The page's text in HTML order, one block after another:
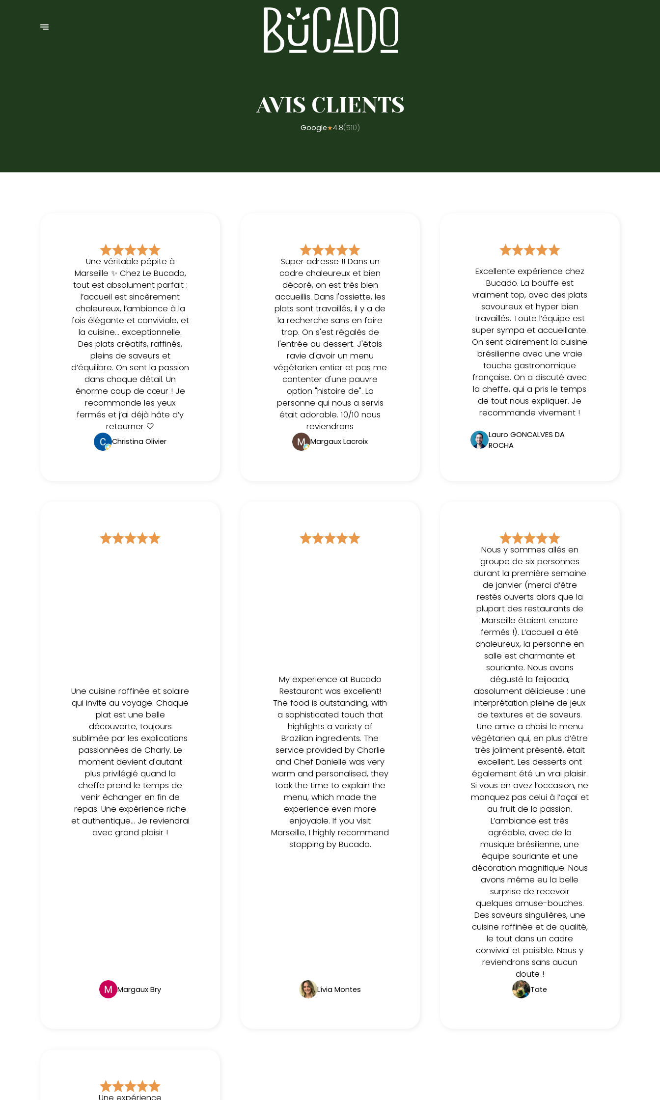
AVIS CLIENTS
Google★4.8(510)
Une véritable pépite à
Marseille ✨ Chez Le Bucado,
tout est absolument parfait :
l’accueil est sincèrement
chaleureux, l’ambiance à la
fois élégante et conviviale, et
la cuisine… exceptionnelle.
Des plats créatifs, raffinés,
pleins de saveurs et
d’équilibre. On sent la passion
dans chaque détail. Un
énorme coup de cœur ! Je
recommande les yeux
fermés et j’ai déjà hâte d’y
retourner 🤍
Christina Olivier
Super adresse !! Dans un
cadre chaleureux et bien
décoré, on est très bien
accueillis. Dans l'assiette, les
plats sont travaillés, il y a de
la recherche sans en faire
trop. On s'est régalés de
l'entrée au dessert. J'étais
ravie d'avoir un menu
végétarien entier et pas me
contenter d'une pauvre
option "histoire de". La
personne qui nous a servis
était adorable. 10/10 nous
reviendrons
Margaux Lacroix
Excellente expérience chez
Bucado. La bouffe est
vraiment top, avec des plats
savoureux et hyper bien
travaillés. Toute l’équipe est
super sympa et accueillante.
On sent clairement la cuisine
brésilienne avec une vraie
touche gastronomique
française. On a discuté avec
la cheffe, qui a pris le temps
de tout nous expliquer. Je
recommande vivement !
Lauro GONCALVES DA
ROCHA
Une cuisine raffinée et solaire
qui invite au voyage. Chaque
plat est une belle
découverte, toujours
sublimée par les explications
passionnées de Charly. Le
moment devient d'autant
plus privilégié quand la
cheffe prend le temps de
venir échanger en fin de
repas. Une expérience riche
et authentique... Je reviendrai
avec grand plaisir !
Margaux Bry
My experience at Bucado
Restaurant was excellent!
The food is outstanding, with
a sophisticated touch that
highlights a variety of
Brazilian ingredients. The
service provided by Charlie
and Chef Danielle was very
warm and personalised, they
took the time to explain the
menu, which made the
experience even more
enjoyable. If you visit
Marseille, I highly recommend
stopping by Bucado.
Lívia Montes
Nous y sommes allés en
groupe de six personnes
durant la première semaine
de janvier (merci d’être
restés ouverts alors que la
plupart des restaurants de
Marseille étaient encore
fermés !). L’accueil a été
chaleureux, la personne en
salle est charmante et
souriante. Nous avons
dégusté la feijoada,
absolument délicieuse : une
interprétation pleine de jeux
de textures et de saveurs.
Une amie a choisi le menu
végétarien qui, en plus d’être
très joliment présenté, était
excellent. Les desserts ont
également été un vrai plaisir.
Si vous en avez l’occasion, ne
manquez pas celui à l’açaï et
au fruit de la passion.
L’ambiance est très
agréable, avec de la
musique brésilienne, une
équipe souriante et une
décoration magnifique. Nous
avons même eu la belle
surprise de recevoir
quelques amuse-bouches.
Des saveurs singulières, une
cuisine raffinée et de qualité,
le tout dans un cadre
convivial et paisible. Nous y
reviendrons sans aucun
doute !
Tate
Une expérience